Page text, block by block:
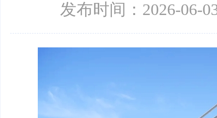
发布时间：2026-06-